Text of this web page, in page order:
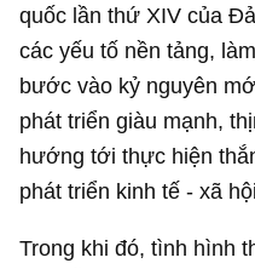
quốc lần thứ XIV của
các yếu tố nền tảng,
bước vào kỷ nguyên
phát triển giàu mạnh,
hướng tới thực hiện
phát triển kinh tế - xã
Trong khi đó, tình hình